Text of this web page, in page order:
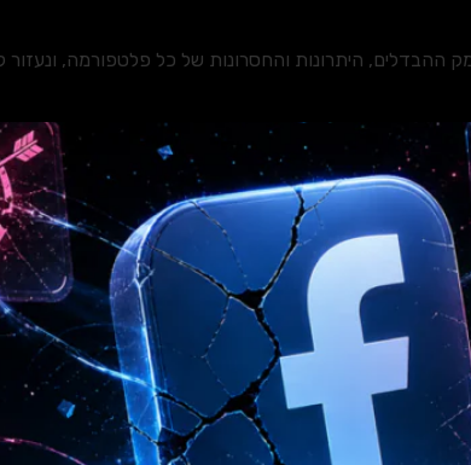
היתרונות והחסרונות של כל פלטפורמה, ונעזור